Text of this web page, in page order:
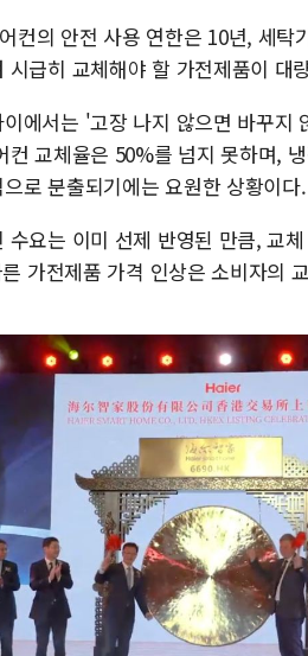
컨의 안전 사용 연한은 10년, 세
시급히 교체해야 할 가전제품이 대
에서는 '고장 나지 않으면 바꾸
컨 교체율은 50%를 넘지 못하며,
로 분출되기에는 요원한 상황이다.
요는 이미 선제 반영된 만큼, 교
가전제품 가격 인상은 소비자의